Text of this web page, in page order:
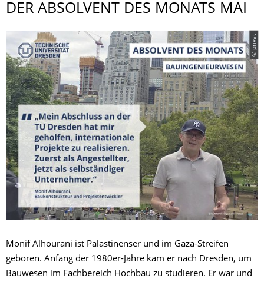
DER ABSOLVENT DES MONATS MAI
© privat
Monif Alhourani ist Palästinenser und im Gaza-Streifen
geboren. Anfang der 1980er-Jahre kam er nach Dresden, um
Bauwesen im Fachbereich Hochbau zu studieren. Er war und